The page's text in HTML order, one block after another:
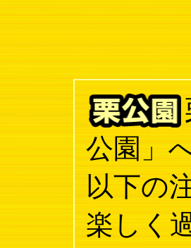
公園」
以下の
楽しく